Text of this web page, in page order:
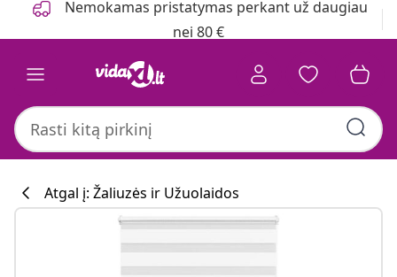
Nemokamas pristatymas perkant už daugiau
nei 80 €
Atgal į: Žaliuzės ir Užuolaidos